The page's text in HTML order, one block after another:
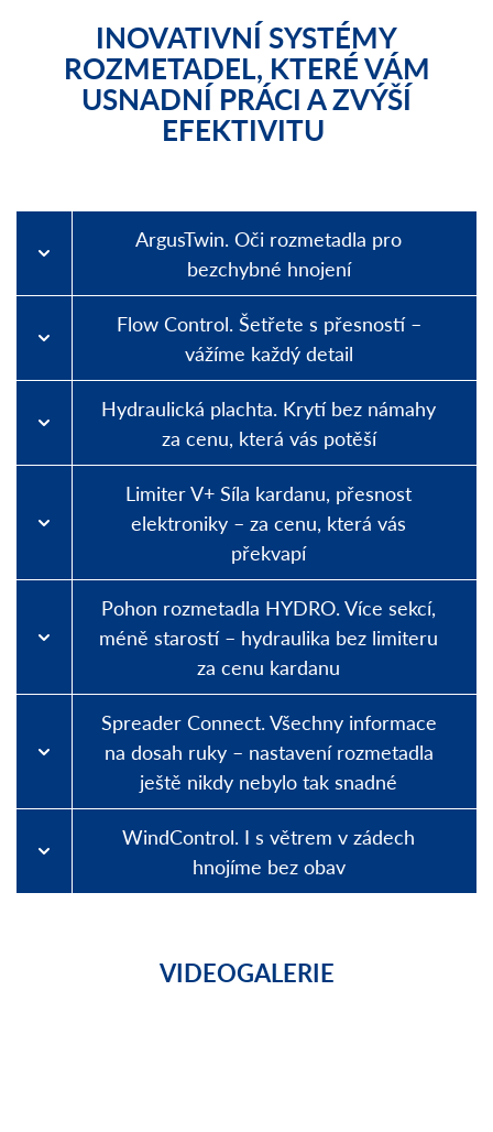
INOVATIVNÍ SYSTÉMY
ROZMETADEL, KTERÉ VÁM
USNADNÍ PRÁCI A ZVÝŠÍ
EFEKTIVITU
ArgusTwin. Oči rozmetadla pro
bezchybné hnojení
Flow Control. Šetřete s přesností –
vážíme každý detail
Hydraulická plachta. Krytí bez námahy
za cenu, která vás potěší
Limiter V+ Síla kardanu, přesnost
elektroniky – za cenu, která vás
překvapí
Pohon rozmetadla HYDRO. Více sekcí,
méně starostí – hydraulika bez limiteru
za cenu kardanu
Spreader Connect. Všechny informace
na dosah ruky – nastavení rozmetadla
ještě nikdy nebylo tak snadné
WindControl. I s větrem v zádech
hnojíme bez obav
VIDEOGALERIE